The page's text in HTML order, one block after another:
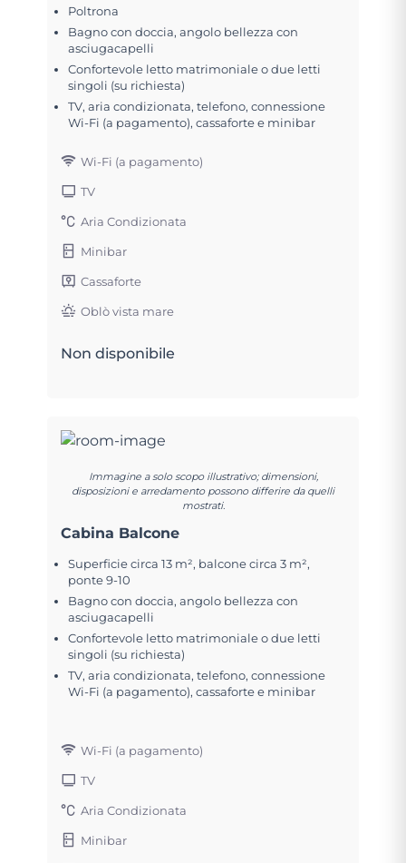
Poltrona
Bagno con doccia, angolo bellezza con
asciugacapelli
Confortevole letto matrimoniale o due letti
singoli (su richiesta)
TV, aria condizionata, telefono, connessione
Wi-Fi (a pagamento), cassaforte e minibar
Wi-Fi (a pagamento)
TV
Aria Condizionata
Minibar
Cassaforte
Oblò vista mare
Non disponibile
Immagine a solo scopo illustrativo; dimensioni,
disposizioni e arredamento possono differire da quelli
mostrati.
Cabina Balcone
Superficie circa 13 m², balcone circa 3 m²,
ponte 9-10
Bagno con doccia, angolo bellezza con
asciugacapelli
Confortevole letto matrimoniale o due letti
singoli (su richiesta)
TV, aria condizionata, telefono, connessione
Wi-Fi (a pagamento), cassaforte e minibar
Wi-Fi (a pagamento)
TV
Aria Condizionata
Minibar